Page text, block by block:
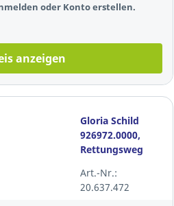
oder Konto erstellen.
anzeigen
Gloria Schild
926972.0000,
Rettungsweg
300x150mm,
grün/weiß
Art.-Nr.:
20.637.472